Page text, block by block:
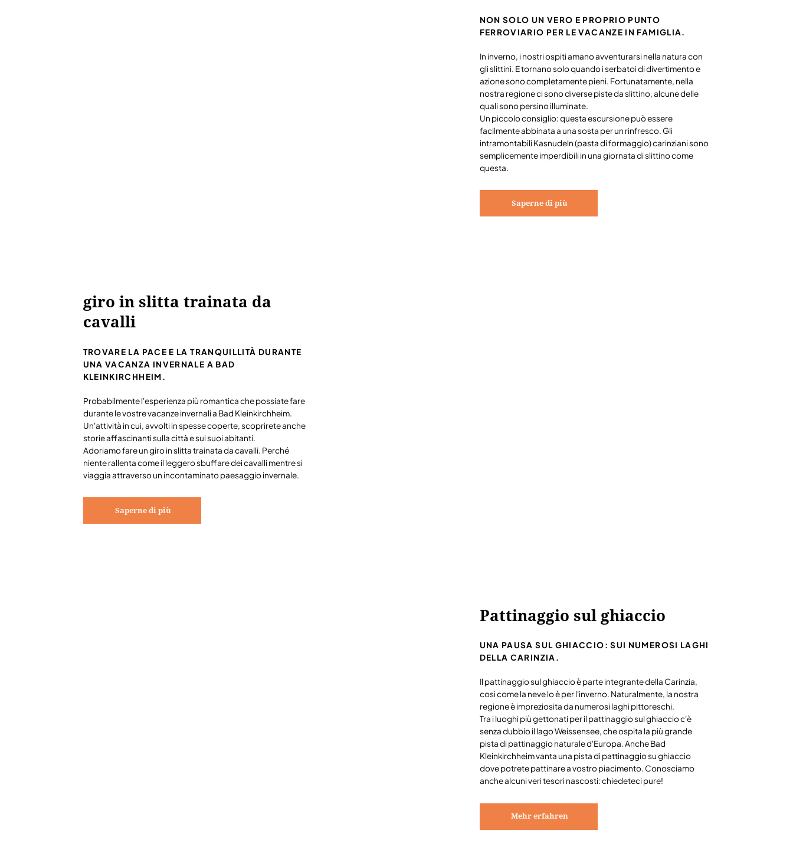
NON SOLO UN VERO E PROPRIO PUNTO
FERROVIARIO PER LE VACANZE IN FAMIGLIA.
In inverno, i nostri ospiti amano avventurarsi nella natura con
gli slittini. E tornano solo quando i serbatoi di divertimento e
azione sono completamente pieni. Fortunatamente, nella
nostra regione ci sono diverse piste da slittino, alcune delle
quali sono persino illuminate.
Un piccolo consiglio: questa escursione può essere
facilmente abbinata a una sosta per un rinfresco. Gli
intramontabili Kasnudeln (pasta di formaggio) carinziani sono
semplicemente imperdibili in una giornata di slittino come
questa.
Saperne di più
giro in slitta trainata da
cavalli
TROVARE LA PACE E LA TRANQUILLITÀ DURANTE
UNA VACANZA INVERNALE A BAD
KLEINKIRCHHEIM.
Probabilmente l'esperienza più romantica che possiate fare
durante le vostre vacanze invernali a Bad Kleinkirchheim.
Un'attività in cui, avvolti in spesse coperte, scoprirete anche
storie affascinanti sulla città e sui suoi abitanti.
Adoriamo fare un giro in slitta trainata da cavalli. Perché
niente rallenta come il leggero sbuffare dei cavalli mentre si
viaggia attraverso un incontaminato paesaggio invernale.
Saperne di più
Pattinaggio sul ghiaccio
UNA PAUSA SUL GHIACCIO: SUI NUMEROSI LAGHI
DELLA CARINZIA.
Il pattinaggio sul ghiaccio è parte integrante della Carinzia,
così come la neve lo è per l'inverno. Naturalmente, la nostra
regione è impreziosita da numerosi laghi pittoreschi.
Tra i luoghi più gettonati per il pattinaggio sul ghiaccio c'è
senza dubbio il lago Weissensee, che ospita la più grande
pista di pattinaggio naturale d'Europa. Anche Bad
Kleinkirchheim vanta una pista di pattinaggio su ghiaccio
dove potrete pattinare a vostro piacimento. Conosciamo
anche alcuni veri tesori nascosti: chiedeteci pure!
Mehr erfahren